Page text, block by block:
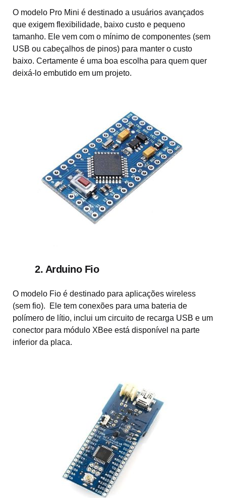
O modelo Pro Mini é destinado a usuários avançados
que exigem flexibilidade, baixo custo e pequeno
tamanho. Ele vem com o mínimo de componentes (sem
USB ou cabeçalhos de pinos) para manter o custo
baixo. Certamente é uma boa escolha para quem quer
deixá-lo embutido em um projeto.
2. Arduino Fio
O modelo Fio é destinado para aplicações wireless
(sem fio). Ele tem conexões para uma bateria de
polímero de lítio, inclui um circuito de recarga USB e um
conector para módulo XBee está disponível na parte
inferior da placa.